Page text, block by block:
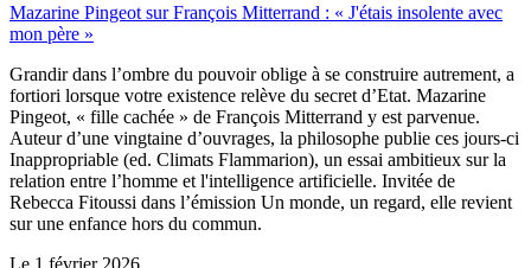
Mazarine Pingeot sur François Mitterrand : « J'étais insolente avec
mon père »
Grandir dans l’ombre du pouvoir oblige à se construire autrement, a
fortiori lorsque votre existence relève du secret d’Etat. Mazarine
Pingeot, « fille cachée » de François Mitterrand y est parvenue.
Auteur d’une vingtaine d’ouvrages, la philosophe publie ces jours-ci
Inappropriable (ed. Climats Flammarion), un essai ambitieux sur la
relation entre l’homme et l'intelligence artificielle. Invitée de
Rebecca Fitoussi dans l’émission Un monde, un regard, elle revient
sur une enfance hors du commun.
Le 1 février 2026